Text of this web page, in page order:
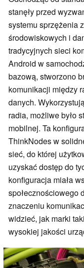
stanęły przed
systemu sprzężenia
środowiskowych i
tradycyjnych sieci
Android w
bazową, stworzono
komunikacji między
danych.
radia, możliwe było
mobilnej. Ta
ThinkNodes w
sieć, do której
uzyskać dostęp do
konfiguracja miała
społecznościowego
znaczeniu
widzieć, jak marki
wysokiej jakości